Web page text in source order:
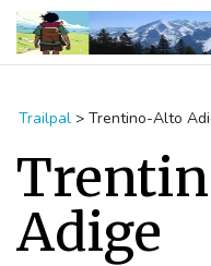
Trailpal > Trentino-Alto
Adige